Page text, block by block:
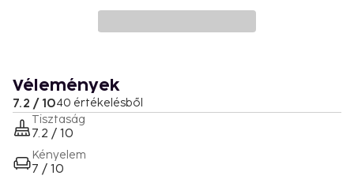
Vélemények
7.2 / 1040 értékelésből
Tisztaság
7.2 / 10
Kényelem
7 / 10